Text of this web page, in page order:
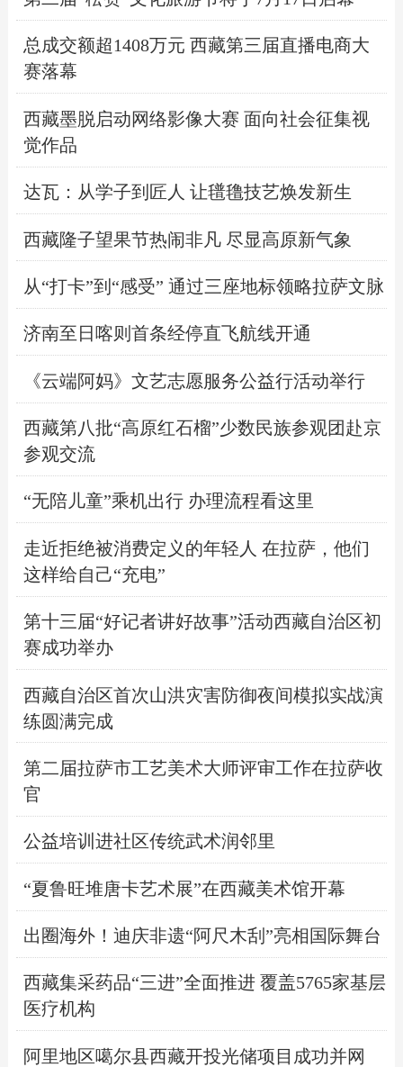
总成交额超1408万元 西藏第三届直播电商大
赛落幕
西藏墨脱启动网络影像大赛 面向社会征集视
觉作品
达瓦：从学子到匠人 让氆氇技艺焕发新生
西藏隆子望果节热闹非凡 尽显高原新气象
从“打卡”到“感受” 通过三座地标领略拉萨文脉
济南至日喀则首条经停直飞航线开通
《云端阿妈》文艺志愿服务公益行活动举行
西藏第八批“高原红石榴”少数民族参观团赴京
参观交流
“无陪儿童”乘机出行 办理流程看这里
走近拒绝被消费定义的年轻人 在拉萨，他们
这样给自己“充电”
第十三届“好记者讲好故事”活动西藏自治区初
赛成功举办
西藏自治区首次山洪灾害防御夜间模拟实战演
练圆满完成
第二届拉萨市工艺美术大师评审工作在拉萨收
官
公益培训进社区传统武术润邻里
“夏鲁旺堆唐卡艺术展”在西藏美术馆开幕
出圈海外！迪庆非遗“阿尺木刮”亮相国际舞台
西藏集采药品“三进”全面推进 覆盖5765家基层
医疗机构
阿里地区噶尔县西藏开投光储项目成功并网